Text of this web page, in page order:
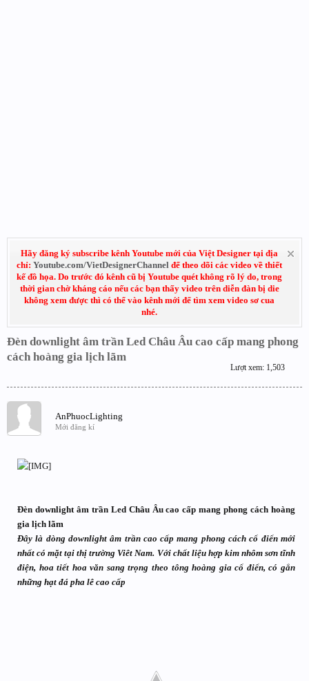
Hãy đăng ký subscribe kênh Youtube mới của Việt Designer tại địa
chỉ: Youtube.com/VietDesignerChannel để theo dõi các video về thiết
kế đồ họa. Do trước đó kênh cũ bị Youtube quét không rõ lý do, trong
thời gian chờ kháng cáo nếu các bạn thấy video trên diễn đàn bị die
không xem được thì có thể vào kênh mới để tìm xem video sơ cua
nhé.
Đèn downlight âm trần Led Châu Âu cao cấp mang phong
cách hoàng gia lịch lãm
Lượt xem: 1,503
AnPhuocLighting
Mới đăng kí
Đèn downlight âm trần Led Châu Âu cao cấp mang phong cách hoàng
gia lịch lãm
Đây là dòng downlight âm trần cao cấp mang phong cách cổ điển mới
nhất có mặt tại thị trường Viêt Nam. Với chất liệu hợp kim nhôm sơn tĩnh
điện, hoa tiết hoa văn sang trọng theo tông hoàng gia cổ điển, có gắn
những hạt đá pha lê cao cấp